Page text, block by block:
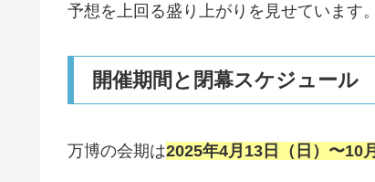
予想を上回る盛り上がりを見せています。
開催期間と閉幕スケジュール
万博の会期は2025年4月13日（日）〜10